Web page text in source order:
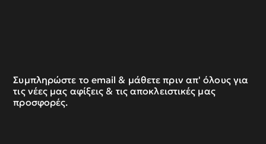
Συμπληρώστε το email & μάθετε πριν απ' όλους για
τις νέες μας αφίξεις & τις αποκλειστικές μας
προσφορές.